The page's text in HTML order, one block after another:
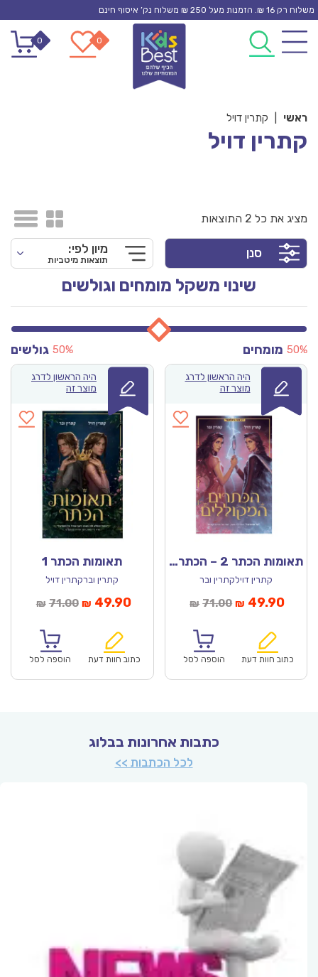
Skip
content
משלוח רק 16 ₪. הזמנות מעל 250 ₪ משלוח נק’ איסוף חינם
0
0
ראשי קתרין דויל
קתרין דויל
מציג את כל 2 התוצאות
סנן מיון לפי:
תוצאות מיטביות
שינוי משקל מומחים וגולשים
מומחים 50% גולשים 50%
היה הראשון לדרג
מוצר זה
תאומות הכתר 2 – הכתרים המקוללים
קתרין דוילקתרין ובר
₪ 71.00המחיר
₪71.00.
₪ 49.90
כתוב חוות דעת הוספה לסל
היה הראשון לדרג
מוצר זה
תאומות הכתר 1
קתרין וברקתרין דויל
₪ 71.00המחיר
₪71.00.
₪ 49.90המחיר
כתוב חוות דעת הוספה לסל
כתבות אחרונות בבלוג
לכל הכתבות >>